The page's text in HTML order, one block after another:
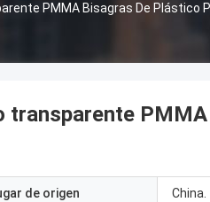
PMMA Bisagras De Plástico
transparente
de origen China.